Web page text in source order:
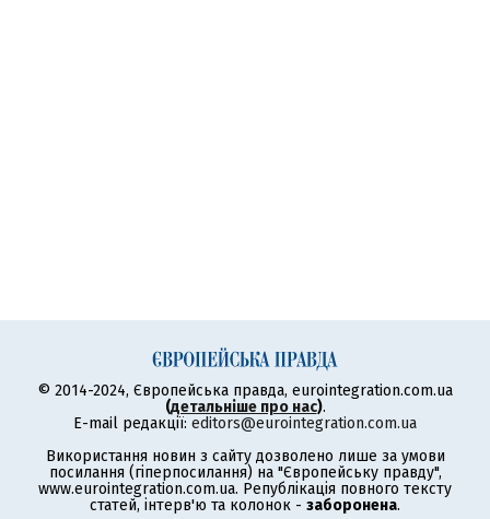
© 2014-2024, Європейська правда, eurointegration.com.ua
(детальніше про нас).
E-mail редакції: editors@eurointegration.com.ua
Використання новин з сайту дозволено лише за умови
посилання (гіперпосилання) на "Європейську правду",
www.eurointegration.com.ua. Републікація повного тексту
статей, інтерв'ю та колонок - заборонена.